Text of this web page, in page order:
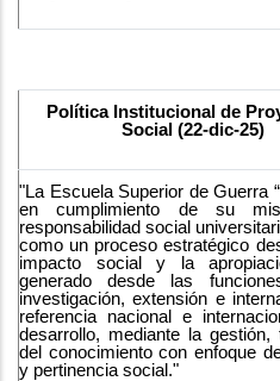
Política Institucional de
Social (22-dic-25)
"La Escuela Superior de Guerra
en cumplimiento de su
responsabilidad social
como un proceso estratégico
impacto social y la
generado desde las
investigación, extensión e
referencia nacional e
desarrollo, mediante la
del conocimiento con enfoque
y pertinencia social."